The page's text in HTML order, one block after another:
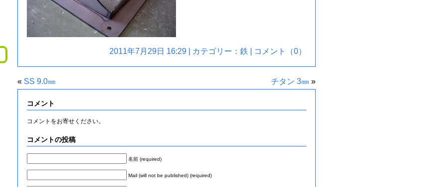
2011年7月29日 16:29 | カテゴリー： 鉄 コメント（0）
« SS 9.0㎜ チタン 3㎜ »
コメント
コメントをお寄せください。
コメントの投稿
名前 (required)
Mail (will not be published) (required)